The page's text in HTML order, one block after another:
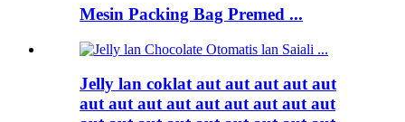
Mesin Packing Bag Premed ...
Jelly lan coklat aut aut aut aut aut
aut aut aut aut aut aut aut aut aut